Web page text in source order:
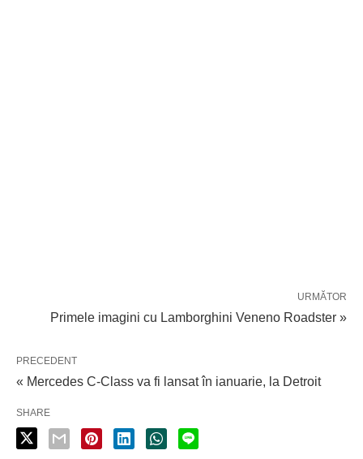
URMĂTOR
Primele imagini cu Lamborghini Veneno Roadster »
PRECEDENT
« Mercedes C-Class va fi lansat în ianuarie, la Detroit
SHARE